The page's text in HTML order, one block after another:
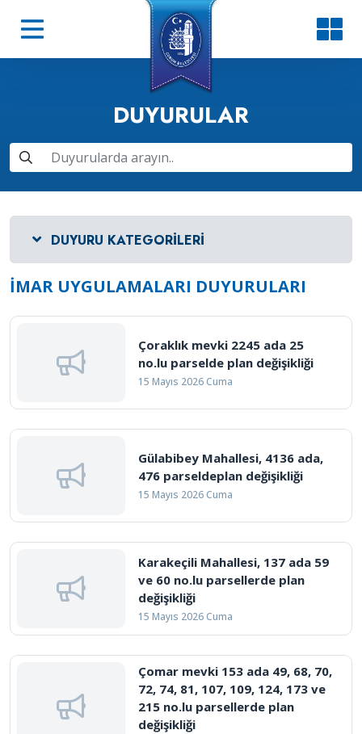
DUYURULAR
DUYURU KATEGORILERI
İMAR UYGULAMALARI DUYURULARI
Çoraklık mevki 2245 ada 25
no.lu parselde plan değişikliği
15 Mayıs 2026 Cuma
Gülabibey Mahallesi, 4136 ada,
476 parseldeplan değişikliği
15 Mayıs 2026 Cuma
Karakeçili Mahallesi, 137 ada 59
ve 60 no.lu parsellerde plan
değişikliği
15 Mayıs 2026 Cuma
Çomar mevki 153 ada 49, 68, 70,
72, 74, 81, 107, 109, 124, 173 ve
215 no.lu parsellerde plan
değişikliği